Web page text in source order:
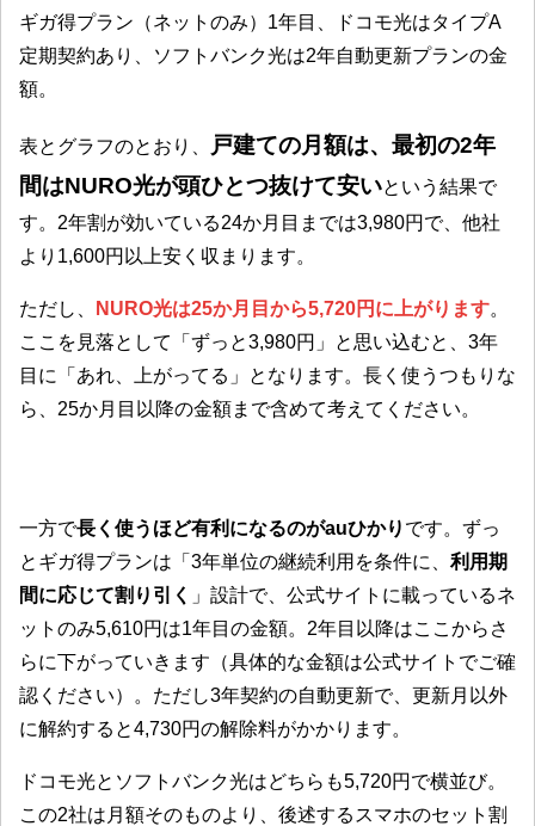
ギガ得プラン（ネットのみ）1年目、ドコモ光はタイプA
定期契約あり、ソフトバンク光は2年自動更新プランの金
額。
表とグラフのとおり、
戸建ての月額は、最初の2年
間はNURO光が頭ひとつ抜けて安いという結果で
す。2年割が効いている24か月目までは3,980円で、他社
より1,600円以上安く収まります。
ただし、 NURO光は25か月目から5,720円に上がります。
ここを見落として「ずっと3,980円」と思い込むと、3年
目に「あれ、上がってる」となります。長く使うつもりな
ら、25か月目以降の金額まで含めて考えてください。
一方で長く使うほど有利になるのがauひかり です。ずっ
とギガ得プランは「3年単位の継続利用を条件に、 利用期
間に応じて割り引く 」設計で、公式サイトに載っているネ
ットのみ5,610円は1年目の金額。2年目以降はここからさ
らに下がっていきます（具体的な金額は公式サイトでご確
認ください）。ただし3年契約の自動更新で、更新月以外
に解約すると4,730円の解除料がかかります。
ドコモ光とソフトバンク光はどちらも5,720円で横並び。
この2社は月額そのものより、後述するスマホのセット割